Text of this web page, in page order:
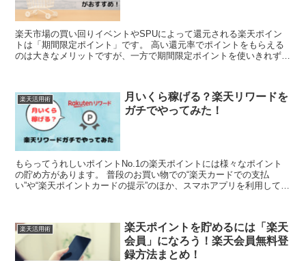
楽天市場の買い回りイベントやSPUによって還元される楽天ポイン
トは「期間限定ポイント」です。 高い還元率でポイントをもらえる
のは大きなメリットですが、一方で期間限定ポイントを使いきれずに
楽天活用術
月いくら稼げる？楽天リワードを
ガチでやってみた！
もらってうれしいポイントNo.1の楽天ポイントには様々なポイント
の貯め方があります。 普段のお買い物での“楽天カードでの支払
い”や“楽天ポイントカードの提示”のほか、スマホアプリを利用して無
楽天活用術
楽天ポイントを貯めるには「楽天
会員」になろう！楽天会員無料登
録方法まとめ！